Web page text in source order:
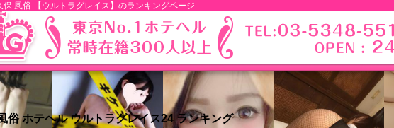
保 風俗 【ウルトラグレイス】のランキングページ